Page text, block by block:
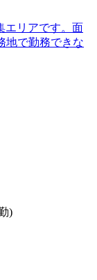
エリアです。面
地で勤務できな
)